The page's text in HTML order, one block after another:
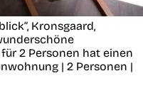
Kronsgaard,
2 Personen hat einen
| 2 Personen |